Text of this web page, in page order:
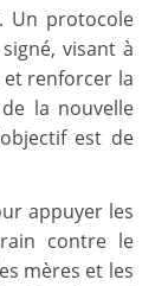
Un protocole
visant à
renforcer la
la nouvelle
est de
appuyer les
contre le
mères et les